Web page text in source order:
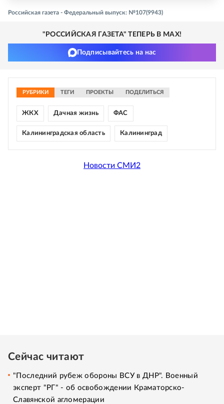
Российская газета - Федеральный выпуск: №107(9943)
"РОССИЙСКАЯ ГАЗЕТА" ТЕПЕРЬ В MAX!
Подписывайтесь на нас
РУБРИКИ ТЕГИ ПРОЕКТЫ ПОДЕЛИТЬСЯ
ЖКХ Дачная жизнь ФАС
Калининградская область Калининград
Новости СМИ2
Сейчас читают
"Последний рубеж обороны ВСУ в ДНР". Военный
эксперт "РГ" - об освобождении Краматорско-
Славянской агломерации